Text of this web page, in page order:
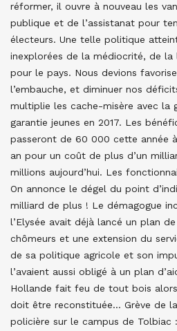
réformer, il ouvre à nouveau les
publique et de l’assistanat pour
électeurs. Une telle politique
inexplorées de la médiocrité, de
pour le pays. Nous devions
l’embauche, et diminuer nos
multiplie les cache-misère avec la
garantie jeunes en 2017. Les
passeront de 60 000 cette année
an pour un coût de plus d’un
millions aujourd’hui. Les
On annonce le dégel du point
milliard de plus ! Le démagogue
l’Elysée avait déjà lancé un plan
chômeurs et une extension du
de sa politique agricole et son
l’avaient aussi obligé à un plan
Hollande fait feu de tout bois
doit être reconstituée… Grève de la
policière sur le campus de Tolbiac